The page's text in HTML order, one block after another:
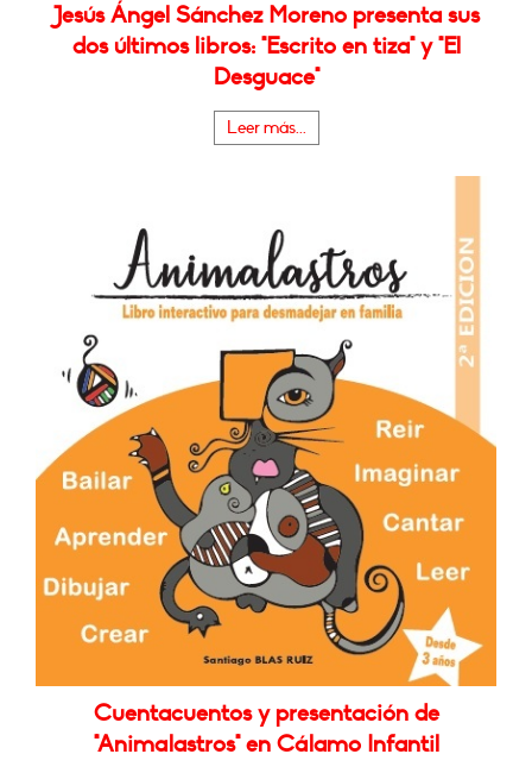
Jesús Ángel Sánchez Moreno presenta sus
dos últimos libros: "Escrito en tiza" y "El
Desguace"
Leer más...
Cuentacuentos y presentación de
"Animalastros" en Cálamo Infantil